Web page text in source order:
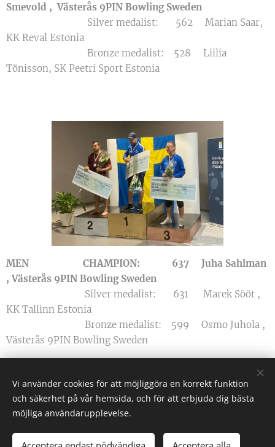
Smevold , Västerås 9PIN Bowling Sweden
Silver medalist: 562 Marian Saar,
KK Reval Estonia
Bronze medalist: 528 Liilia
Tönisson, SK Peetri Sport Estonia
MEN
CHAMPION: 637 Juha Sahlman
, Västerås 9PIN Bowling Sweden
Silver medalist: 631 Marek Sööt ,
KK Tallinn Estonia
Bronze medalist: 599 Osmo Juhola ,
Västerås 9PIN Bowling Sweden
9PIN Bowling - VÄSTERÅS - SWEDEN
All rights reserved 2025
Vi använder cookies för att möjliggöra en korrekt funktion
och säkerhet på vår hemsida, och för att erbjuda dig bästa
möjliga användarupplevelse.